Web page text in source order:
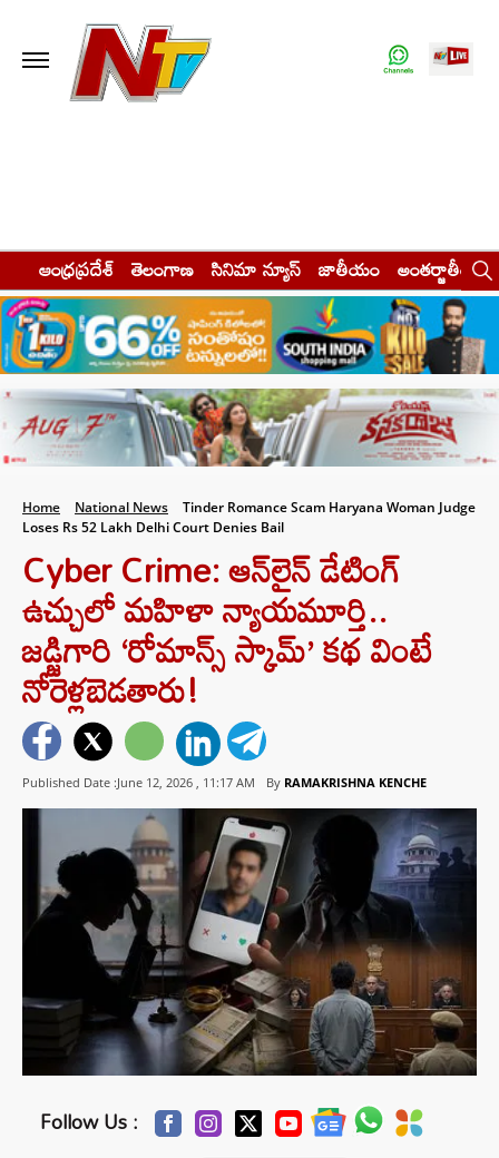
ఆంధ్రప్రదేశ్ తెలంగాణ సినిమా న్యూస్ జాతీయం అంతర్జాతీయం
Home National News
Tinder Romance Scam Haryana Woman Judge
Loses Rs 52 Lakh Delhi Court Denies Bail
Cyber Crime: ఆన్‌లైన్ డేటింగ్
ఉచ్చులో మహిళా న్యాయమూర్తి..
జడ్జిగారి ‘రోమాన్స్ స్కామ్’ కథ వింటే
నోరెళ్లబెడతారు!
Published Date :June 12, 2026 , 11:17 AM By RAMAKRISHNA KENCHE
Follow Us :